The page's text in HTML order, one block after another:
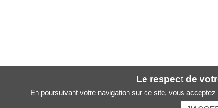
Le respect de
En poursuivant votre navigation sur ce site, vous